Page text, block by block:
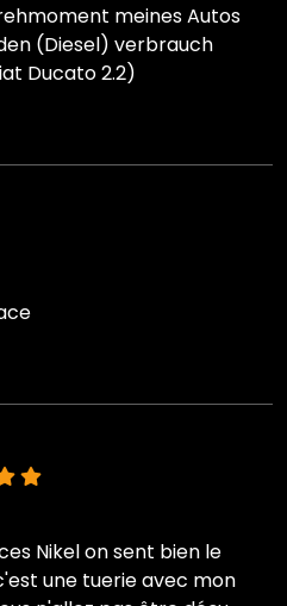
meines Autos
(Diesel) verbrauch
Ducato 2.2)
Nikel on sent bien le
une tuerie avec mon